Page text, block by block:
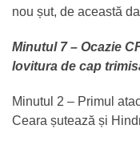
nou șut, de această
Minutul 7 – Ocazie
lovitura de cap
Minutul 2 – Primul
Ceara șutează și